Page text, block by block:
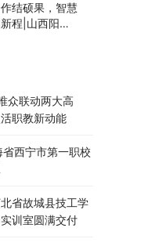
结硕果，智慧
程|山西阳泉
众联动两大高
职教新动能
西宁市第一职校
省故城县技工学
训室圆满交付